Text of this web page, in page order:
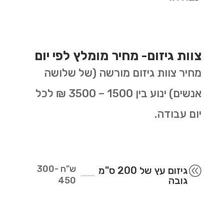
צוות גיזום- מחיר מומלץ לפי יום
מחיר צוות גיזום מורשה (של שלושה
אנשים) ינוע בין 1500 – 3500 ₪ לכל
יום עבודה.
@
גיזום עץ של 200 ס"מ
גובה
ש"ח 300-
450